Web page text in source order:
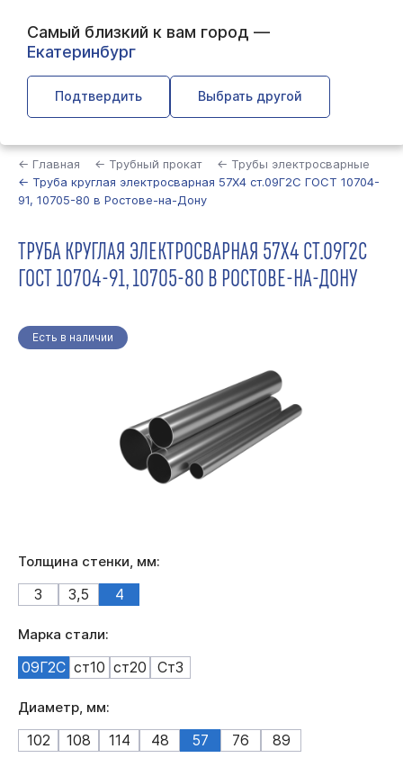
Самый близкий к вам город —
Екатеринбург
Подтвердить Выбрать другой
← Главная ← Трубный прокат
← Трубы электросварные
← Труба круглая электросварная 57Х4 ст.09Г2С ГОСТ 10704-
91, 10705-80 в Ростове-на-Дону
ТРУБА КРУГЛАЯ ЭЛЕКТРОСВАРНАЯ 57Х4 СТ.09Г2С
ГОСТ 10704-91, 10705-80 В РОСТОВЕ-НА-ДОНУ
Есть в наличии
Толщина стенки, мм:
3 3,5 4
Марка стали:
09Г2С ст10 ст20 Ст3
Диаметр, мм:
102 108 114 48 57 76 89